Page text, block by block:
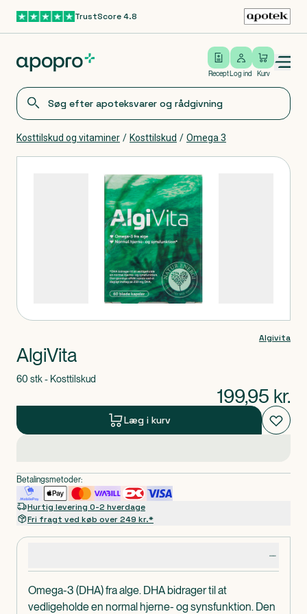
Gå til hovedindholdTrustScore 4.8
Recept
Log ind
Log ind Kurv
Open/close menu
Kosttilskud og vitaminer / Kosttilskud / Omega 3
Omega-3 (DHA) fra alge. DHA bidrager til at
vedligeholde en normal hjerne- og synsfunktion. Den
Algivita
AlgiVita
60 stk - Kosttilskud
199,95 kr.
Læg i kurv
Betalingsmetoder:
Hurtig levering 0-2 hverdage
Fri fragt ved køb over 249 kr.*